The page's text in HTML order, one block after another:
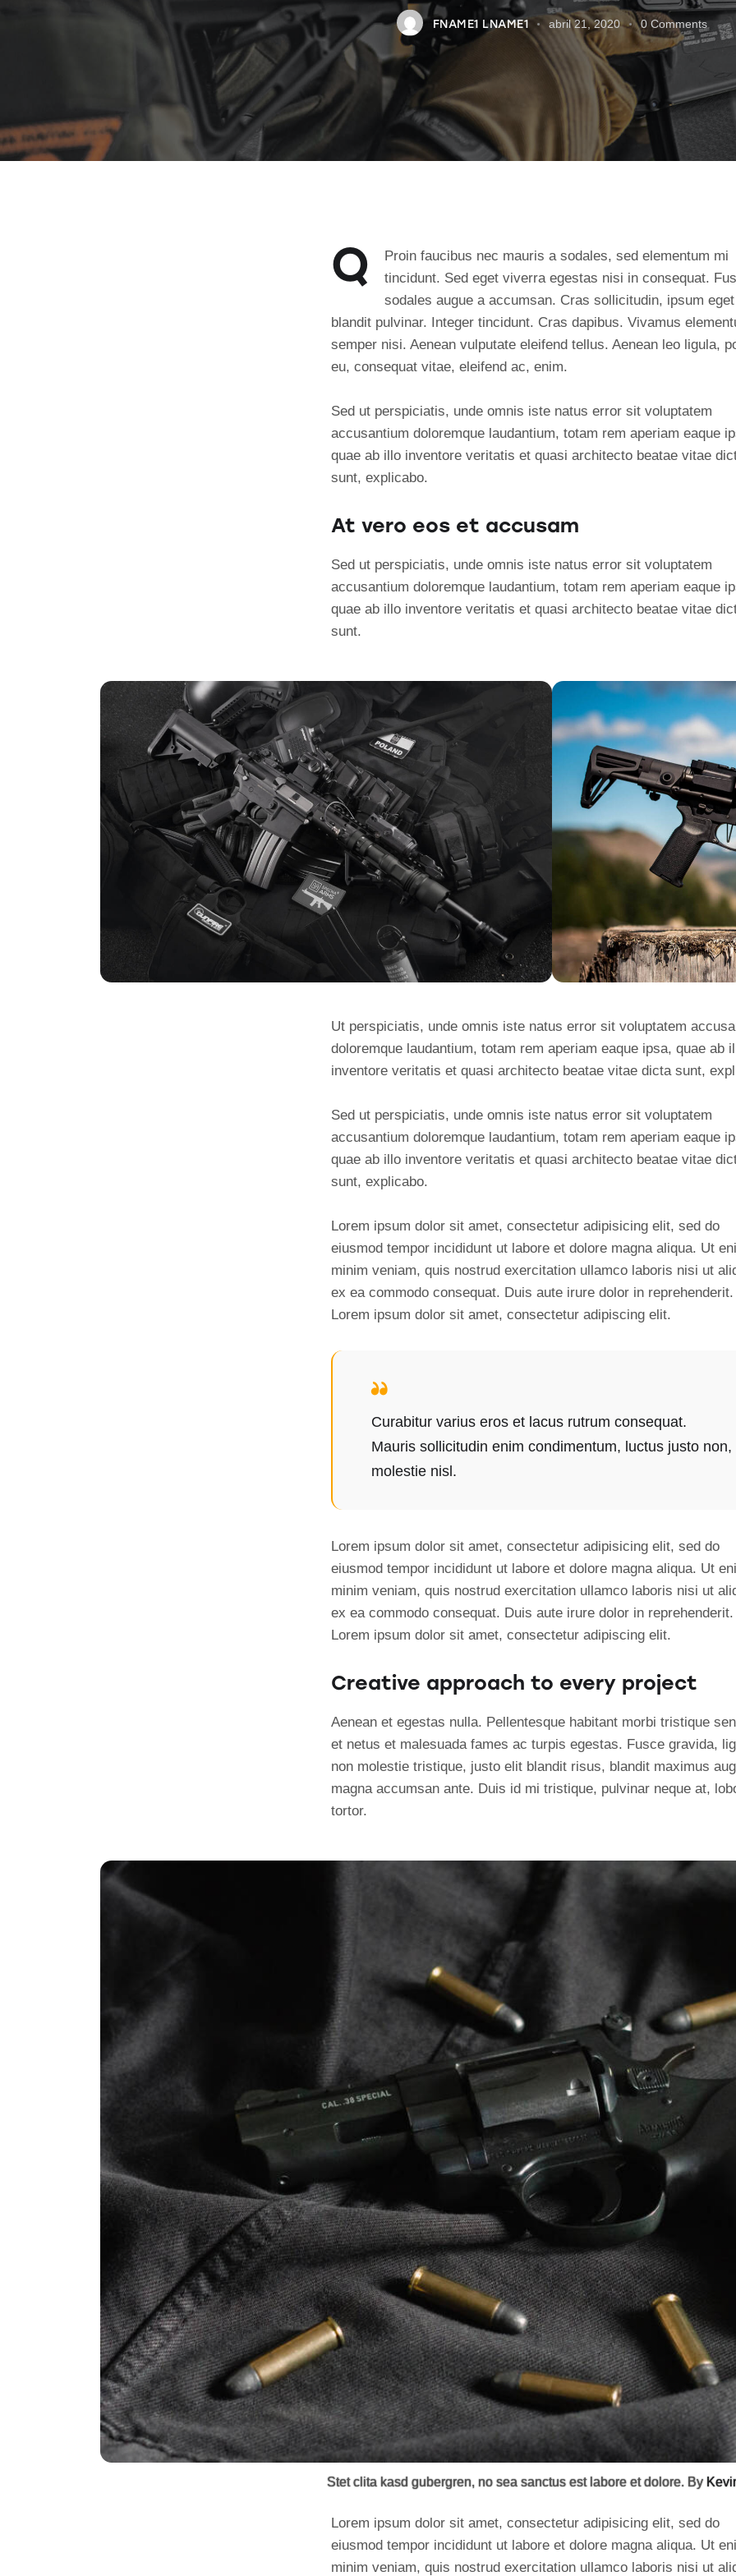
FNAME1 LNAME1 abril 21, 2020 0 Comments
Q
Proin faucibus nec mauris a sodales, sed elementum mi
tincidunt. Sed eget viverra egestas nisi in consequat.
sodales augue a accumsan. Cras sollicitudin, ipsum eget
blandit pulvinar. Integer tincidunt. Cras dapibus. Vivamus
semper nisi. Aenean vulputate eleifend tellus. Aenean leo ligula,
eu, consequat vitae, eleifend ac, enim.
Sed ut perspiciatis, unde omnis iste natus error sit voluptatem
accusantium doloremque laudantium, totam rem aperiam eaque
quae ab illo inventore veritatis et quasi architecto beatae vitae
sunt, explicabo.
At vero eos et accusam
Sed ut perspiciatis, unde omnis iste natus error sit voluptatem
accusantium doloremque laudantium, totam rem aperiam eaque
quae ab illo inventore veritatis et quasi architecto beatae vitae
sunt.
Ut perspiciatis, unde omnis iste natus error sit voluptatem
doloremque laudantium, totam rem aperiam eaque ipsa, quae ab
inventore veritatis et quasi architecto beatae vitae dicta sunt,
Sed ut perspiciatis, unde omnis iste natus error sit voluptatem
accusantium doloremque laudantium, totam rem aperiam eaque
quae ab illo inventore veritatis et quasi architecto beatae vitae
sunt, explicabo.
Lorem ipsum dolor sit amet, consectetur adipisicing elit, sed do
eiusmod tempor incididunt ut labore et dolore magna aliqua. Ut
minim veniam, quis nostrud exercitation ullamco laboris nisi ut
ex ea commodo consequat. Duis aute irure dolor in reprehenderit.
Lorem ipsum dolor sit amet, consectetur adipiscing elit.
Curabitur varius eros et lacus rutrum consequat.
Mauris sollicitudin enim condimentum, luctus justo non,
molestie nisl.
Lorem ipsum dolor sit amet, consectetur adipisicing elit, sed do
eiusmod tempor incididunt ut labore et dolore magna aliqua. Ut
minim veniam, quis nostrud exercitation ullamco laboris nisi ut
ex ea commodo consequat. Duis aute irure dolor in reprehenderit.
Lorem ipsum dolor sit amet, consectetur adipiscing elit.
Creative approach to every project
Aenean et egestas nulla. Pellentesque habitant morbi tristique
et netus et malesuada fames ac turpis egestas. Fusce gravida,
non molestie tristique, justo elit blandit risus, blandit maximus
magna accumsan ante. Duis id mi tristique, pulvinar neque at,
tortor.
Stet clita kasd gubergren, no sea sanctus est labore et dolore. By
Lorem ipsum dolor sit amet, consectetur adipisicing elit, sed do
eiusmod tempor incididunt ut labore et dolore magna aliqua. Ut
minim veniam, quis nostrud exercitation ullamco laboris nisi ut